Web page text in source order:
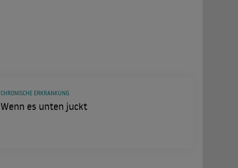
Wenn es unten juckt
CHRONISCHE ERKRANKUNG